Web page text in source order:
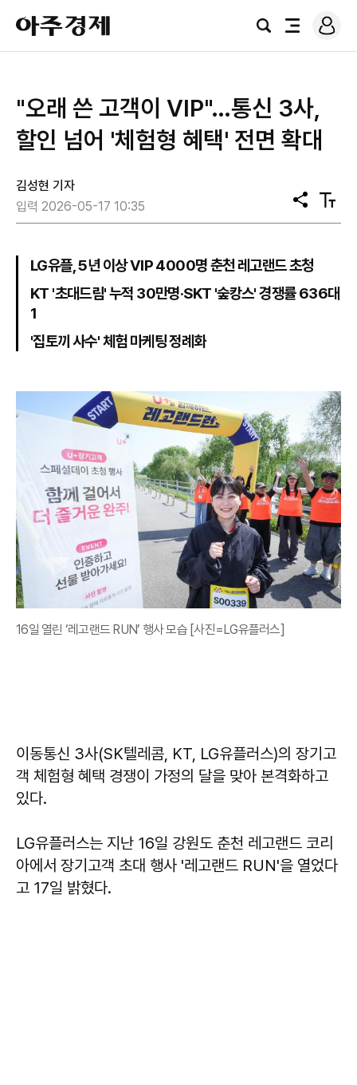
아
주
경
검
전
로
그
"오래 쓴 고객이 VIP"…통신 3사,
할인 넘어 '체험형 혜택' 전면 확대
김성현 기자
입력 2026-05-17 10:35
공
유
텍
스
LG유플, 5년 이상 VIP 4000명 춘천 레고랜드 초청
KT '초대드림' 누적 30만명·SKT '숲캉스' 경쟁률 636대
1
'집토끼 사수' 체험 마케팅 정례화
16일 열린 ‘레고랜드 RUN’ 행사 모습 [사진=LG유플러스]
이동통신 3사(SK텔레콤, KT, LG유플러스)의 장기고
객 체험형 혜택 경쟁이 가정의 달을 맞아 본격화하고
있다.
LG유플러스는 지난 16일 강원도 춘천 레고랜드 코리
아에서 장기고객 초대 행사 '레고랜드 RUN'을 열었다
고 17일 밝혔다.